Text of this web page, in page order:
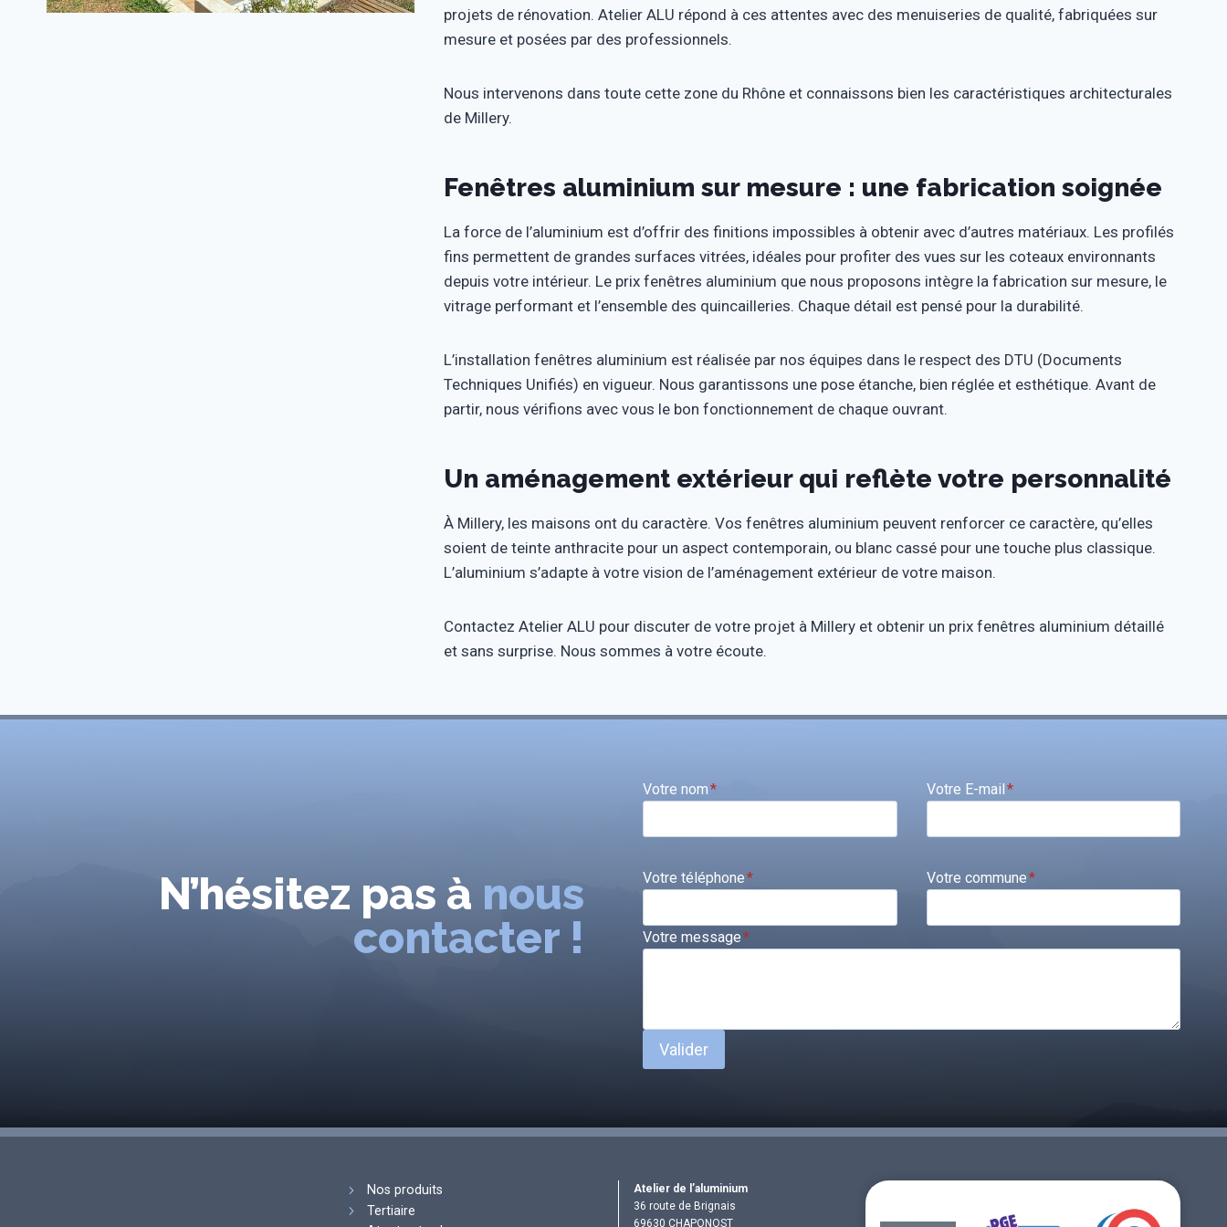
projets de rénovation. Atelier ALU répond à ces attentes avec des menuiseries de qualité, fabriquées sur
mesure et posées par des professionnels.
Nous intervenons dans toute cette zone du Rhône et connaissons bien les caractéristiques architecturales
de Millery.
Fenêtres aluminium sur mesure : une fabrication soignée
La force de l’aluminium est d’offrir des finitions impossibles à obtenir avec d’autres matériaux. Les profilés
fins permettent de grandes surfaces vitrées, idéales pour profiter des vues sur les coteaux environnants
depuis votre intérieur. Le prix fenêtres aluminium que nous proposons intègre la fabrication sur mesure, le
vitrage performant et l’ensemble des quincailleries. Chaque détail est pensé pour la durabilité.
L’installation fenêtres aluminium est réalisée par nos équipes dans le respect des DTU (Documents
Techniques Unifiés) en vigueur. Nous garantissons une pose étanche, bien réglée et esthétique. Avant de
partir, nous vérifions avec vous le bon fonctionnement de chaque ouvrant.
Un aménagement extérieur qui reflète votre personnalité
À Millery, les maisons ont du caractère. Vos fenêtres aluminium peuvent renforcer ce caractère, qu’elles
soient de teinte anthracite pour un aspect contemporain, ou blanc cassé pour une touche plus classique.
L’aluminium s’adapte à votre vision de l’aménagement extérieur de votre maison.
Contactez Atelier ALU pour discuter de votre projet à Millery et obtenir un prix fenêtres aluminium détaillé
et sans surprise. Nous sommes à votre écoute.
N’hésitez pas à nous
contacter !
Votre nom* Votre E-mail*
Votre téléphone* Votre commune*
Votre message*
Valider
Nos produits
Tertiaire
Atelier de l’aluminium
36 route de Brignais
69630 CHAPONOST